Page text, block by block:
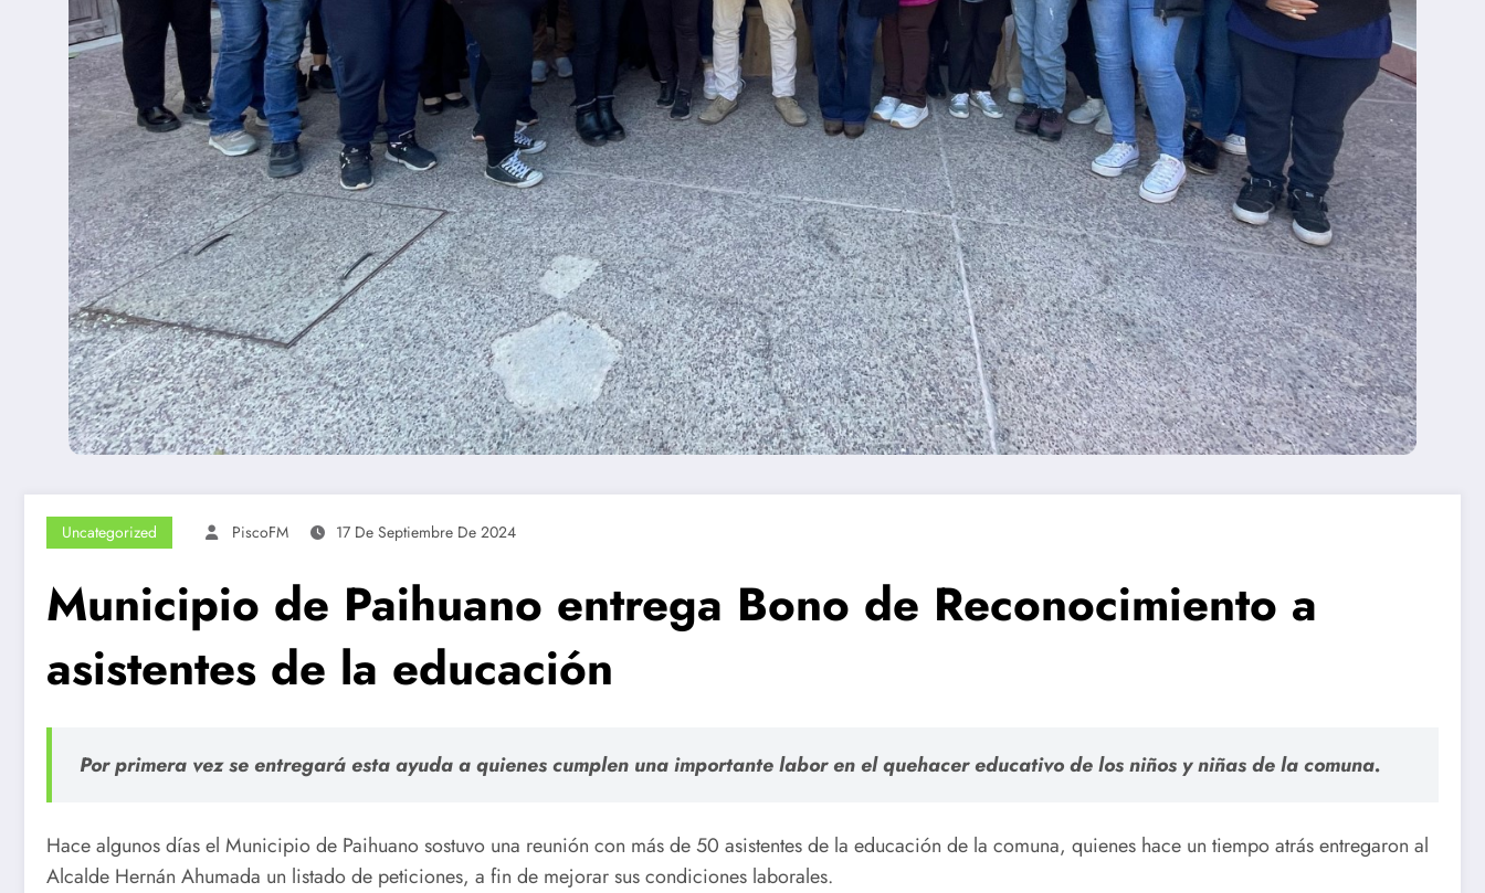
Uncategorized PiscoFM 17 De Septiembre De 2024
Municipio de Paihuano entrega Bono de Reconocimiento a
asistentes de la educación
Por primera vez se entregará esta ayuda a quienes cumplen una importante labor en el quehacer educativo de los niños y niñas de la comuna.
Hace algunos días el Municipio de Paihuano sostuvo una reunión con más de 50 asistentes de la educación de la comuna, quienes hace un tiempo atrás entregaron al
Alcalde Hernán Ahumada un listado de peticiones, a fin de mejorar sus condiciones laborales.